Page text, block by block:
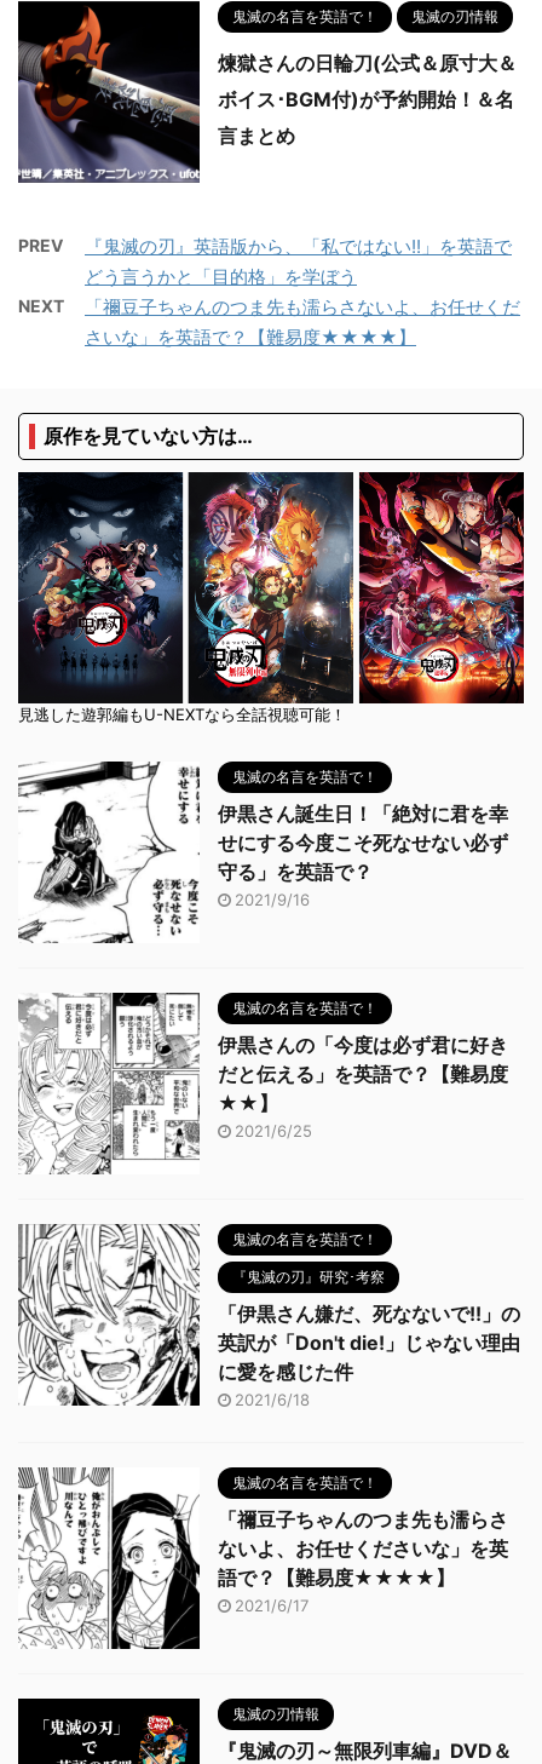
鬼滅の名言を英語で！ 鬼滅の刃情報
煉獄さんの日輪刀(公式＆原寸大＆
ボイス･BGM付)が予約開始！＆名
言まとめ
PREV
『鬼滅の刃』英語版から、「私ではない!!」を英語で
どう言うかと「目的格」を学ぼう
NEXT
「禰豆子ちゃんのつま先も濡らさないよ、お任せくだ
さいな」を英語で？【難易度★★★★】
原作を見ていない方は…
見逃した遊郭編もU-NEXTなら全話視聴可能！
鬼滅の名言を英語で！
伊黒さん誕生日！「絶対に君を幸
せにする今度こそ死なせない必ず
守る」を英語で？
2021/9/16
鬼滅の名言を英語で！
伊黒さんの「今度は必ず君に好き
だと伝える」を英語で？【難易度
★★】
2021/6/25
鬼滅の名言を英語で！
『鬼滅の刃』研究･考察
「伊黒さん嫌だ、死なないで!!」の
英訳が「Don't die!」じゃない理由
に愛を感じた件
2021/6/18
鬼滅の名言を英語で！
「禰豆子ちゃんのつま先も濡らさ
ないよ、お任せくださいな」を英
語で？【難易度★★★★】
2021/6/17
鬼滅の刃情報
『鬼滅の刃～無限列車編』DVD＆